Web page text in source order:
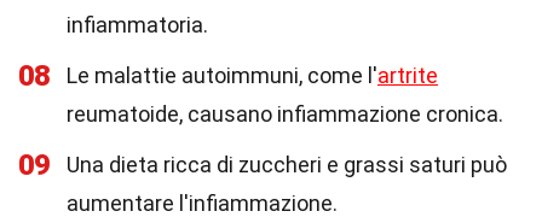
infiammatoria.
08 Le malattie autoimmuni, come l'artrite
reumatoide, causano infiammazione cronica.
09
Una dieta ricca di zuccheri e grassi saturi può
aumentare l'infiammazione.